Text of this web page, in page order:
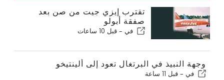
تقترب إيزي جيت من صن بعد
صفقة أبولو
في - قبل 10 ساعات
وجهة النبيذ في البرتغال تعود إلى ألينتيخو
في - قبل 11 ساعة